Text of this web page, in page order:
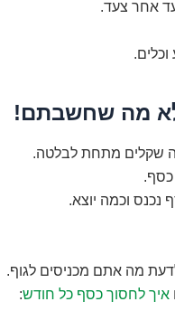
אחר צעד.
לא מה שחשבתם!
שקלים מתחת לבלטה.
כסף.
וכמה יוצא.
מה אתם מכניסים לגוף.
איך לחסוך כסף כל חודש: